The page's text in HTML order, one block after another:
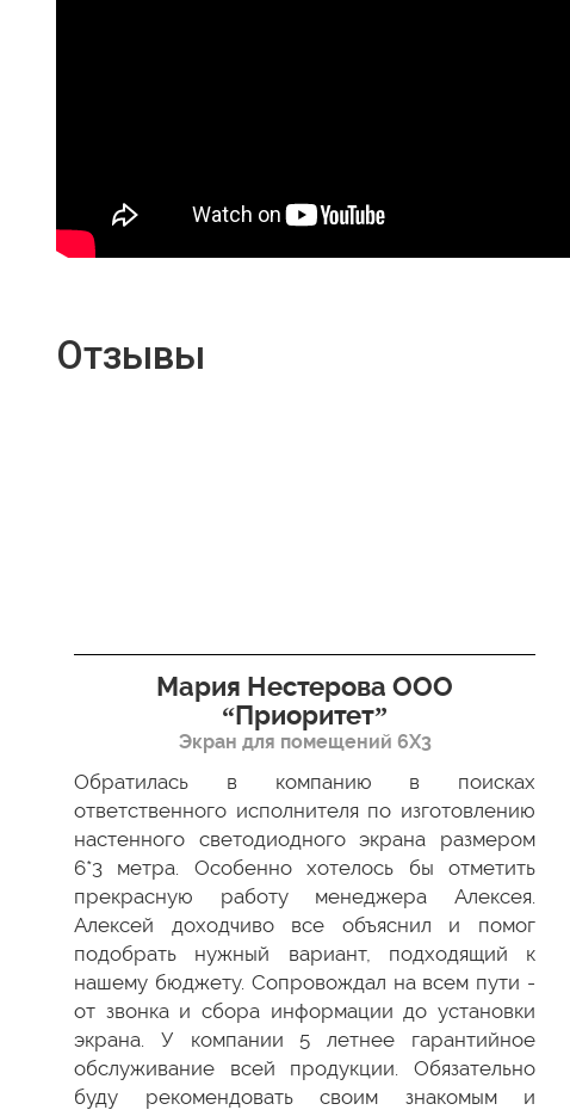
Отзывы
Мария Нестерова ООО
“Приоритет”
Экран для помещений 6Х3
Обратилась в компанию в поисках
ответственного исполнителя по изготовлению
настенного светодиодного экрана размером
6*3 метра. Особенно хотелось бы отметить
прекрасную работу менеджера Алексея.
Алексей доходчиво все объяснил и помог
подобрать нужный вариант, подходящий к
нашему бюджету. Сопровождал на всем пути -
от звонка и сбора информации до установки
экрана. У компании 5 летнее гарантийное
обслуживание всей продукции. Обязательно
буду рекомендовать своим знакомым и